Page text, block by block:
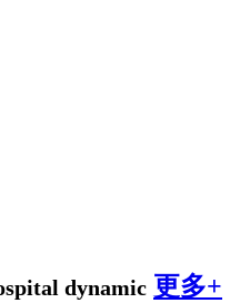
dynamic 更多+